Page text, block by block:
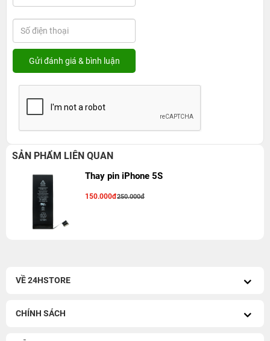
SẢN PHẨM LIÊN QUAN
Thay pin iPhone 5S
150.000đ250.000đ
VỀ 24HSTORE
CHÍNH SÁCH